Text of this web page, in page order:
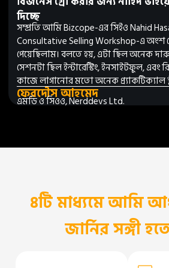
দিচ্ছে
সম্প্রতি আমি Bizcope-এর সিইও Nahid
Consultative Selling Workshop-এ অংশ
পেয়েছিলাম। বলতে হয়, এটা ছিল অনেক
সেশনটা ছিল ইন্টারেস্টিং, ইনসাইটফুল, এবং
কাজে লাগানোর মতো অনেক প্র্যাকটিক্যাল
ফেরদৌস আহমেদ
এমডি ও সিওও, Nerddevs Ltd.
৪টি মাধ্যমে আমি
জার্নির সঙ্গী